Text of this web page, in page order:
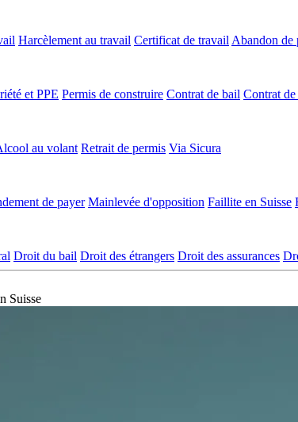
Harcèlement au travail Certificat de travail Abandon de
et PPE Permis de construire Contrat de bail Contrat
au volant Retrait de permis Via Sicura
de payer Mainlevée d'opposition Faillite en Suisse
Droit du bail Droit des étrangers Droit des assurances
Suisse